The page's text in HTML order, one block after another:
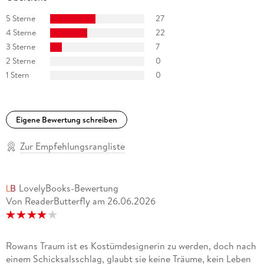
5 Sterne
27
4 Sterne
22
3 Sterne
7
2 Sterne
0
1 Stern
0
Eigene Bewertung schreiben
Zur Empfehlungsrangliste
LovelyBooks-Bewertung
Von ReaderButterfly am 26.06.2026
Rowans Traum ist es Kostümdesignerin zu werden, doch nach
einem Schicksalsschlag, glaubt sie keine Träume, kein Leben